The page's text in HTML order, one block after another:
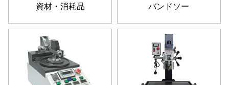
資材・消耗品 バンドソー